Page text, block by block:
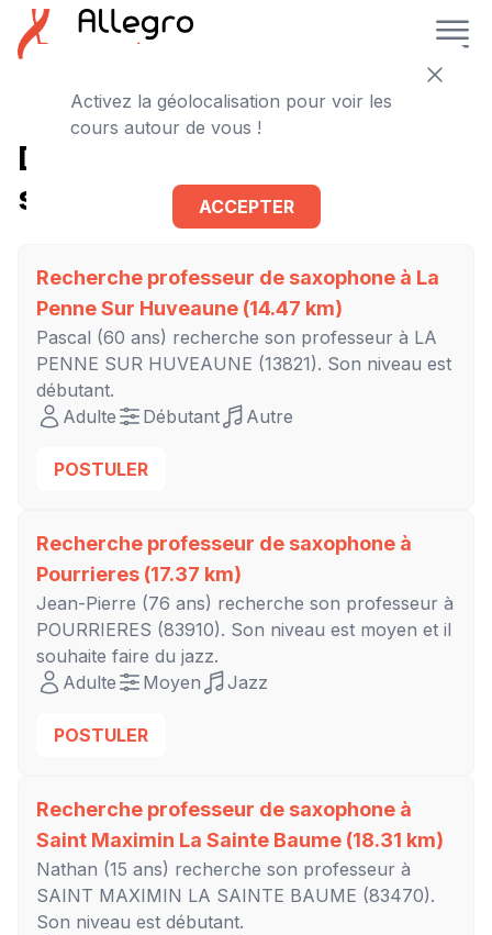
Activez la géolocalisation pour voir les
cours autour de vous !
ACCEPTER
D'autres cours de
saxophone à proximité
Recherche professeur de saxophone à La
Penne Sur Huveaune (14.47 km)
Pascal (60 ans) recherche son professeur à LA
PENNE SUR HUVEAUNE (13821). Son niveau est
débutant.
Adulte
Débutant Autre
POSTULER
Recherche professeur de saxophone à
Pourrieres (17.37 km)
Jean-Pierre (76 ans) recherche son professeur à
POURRIERES (83910). Son niveau est moyen et il
souhaite faire du jazz.
Adulte
Moyen Jazz
POSTULER
Recherche professeur de saxophone à
Saint Maximin La Sainte Baume (18.31 km)
Nathan (15 ans) recherche son professeur à
SAINT MAXIMIN LA SAINTE BAUME (83470).
Son niveau est débutant.